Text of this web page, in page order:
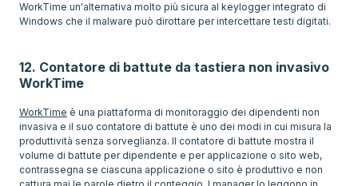
WorkTime un'alternativa molto più sicura al keylogger integrato di
Windows che il malware può dirottare per intercettare testi digitati.
12. Contatore di battute da tastiera non invasivo
WorkTime
WorkTime è una piattaforma di monitoraggio dei dipendenti non
invasiva e il suo contatore di battute è uno dei modi in cui misura la
produttività senza sorveglianza. Il contatore di battute mostra il
volume di battute per dipendente e per applicazione o sito web,
contrassegna se ciascuna applicazione o sito è produttivo e non